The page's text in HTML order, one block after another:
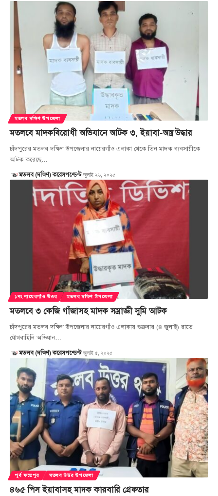
মতলব দক্ষিণ উপজেলা
মতলবে মাদকবিরোধী অভিযানে আটক ৩, ইয়াবা-অস্ত্র উদ্ধার
চাঁদপুরের মতলব দক্ষিণ উপজেলার নায়েরগাঁও এলাকা থেকে তিন মাদক ব্যবসায়ীকে
আটক করেছে…
মতলব (দক্ষিণ) করেসপন্ডেন্ট জুলাই ২৬, ২০২৫
১নং নায়েরগাঁও উত্তর মতলব দক্ষিণ উপজেলা
মতলবে ৩ কেজি গাঁজাসহ মাদক সম্রাজ্ঞী সুমি আটক
চাঁদপুরের মতলব দক্ষিণ উপজেলার নায়েরগাঁও এলাকায় শুক্রবার (৪ জুলাই) রাতে
যৌথবাহিনি অভিযান…
মতলব (দক্ষিণ) করেসপন্ডেন্ট জুলাই ৫, ২০২৫
পূর্ব ফতেপুর মতলব উত্তর উপজেলা
৪৬৫ পিস ইয়াবাসহ মাদক কারবারি গ্রেফতার